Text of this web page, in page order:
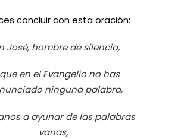
concluir con esta oración:
José, hombre de silencio,
en el Evangelio no has
ninguna palabra,
a ayunar de las palabras
vanas,